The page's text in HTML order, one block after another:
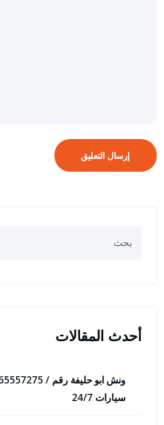
أحدث المقالات
سيارات 24/7